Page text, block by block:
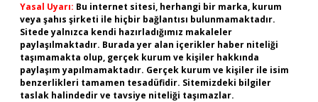
Yasal Uyarı: Bu internet sitesi, herhangi bir marka, kurum
veya şahıs şirketi ile hiçbir bağlantısı bulunmamaktadır.
Sitede yalnızca kendi hazırladığımız makaleler
paylaşılmaktadır. Burada yer alan içerikler haber niteliği
taşımamakta olup, gerçek kurum ve kişiler hakkında
paylaşım yapılmamaktadır. Gerçek kurum ve kişiler ile isim
benzerlikleri tamamen tesadüfidir. Sitemizdeki bilgiler
taslak halindedir ve tavsiye niteliği taşımazlar.